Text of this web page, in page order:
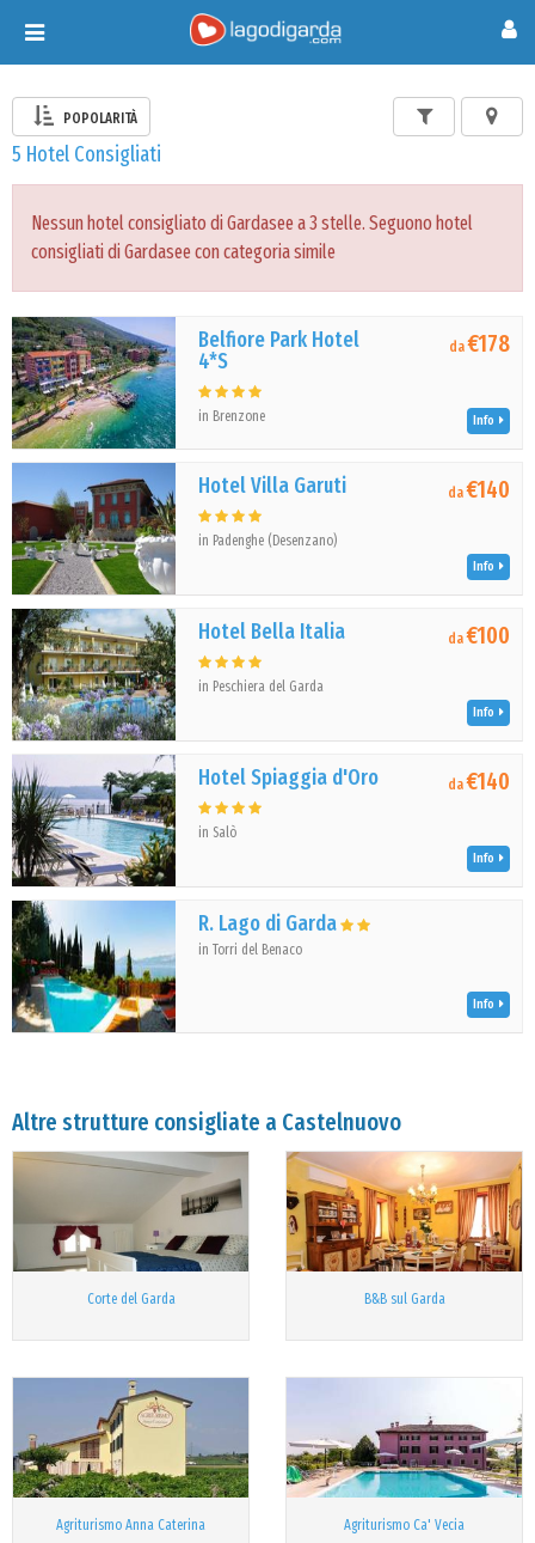
Toggle
navigation
POPOLARITÀ
5 Hotel Consigliati
Nessun hotel consigliato di Gardasee a 3 stelle. Seguono hotel
consigliati di Gardasee con categoria simile
Belfiore Park Hotel
4*S
in Brenzone
da€178
Info
Hotel Villa Garuti
in Padenghe (Desenzano)
da€140
Info
Hotel Bella Italia
in Peschiera del Garda
da€100
Info
Hotel Spiaggia d'Oro
in Salò
da€140
Info
R. Lago di Garda
in Torri del Benaco
Info
Altre strutture consigliate a Castelnuovo
Corte del Garda B&B sul Garda
Agriturismo Anna Caterina Agriturismo Ca' Vecia